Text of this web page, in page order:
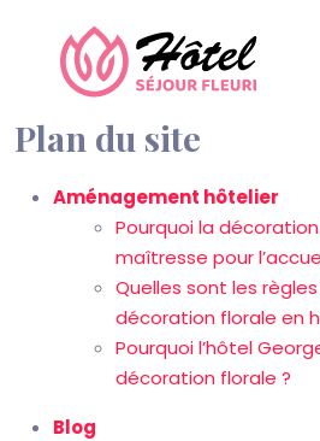
Plan du site
Aménagement hôtelier
Pourquoi la
maîtresse pour
Quelles sont les
décoration florale en
Pourquoi l’hôtel
décoration florale ?
Blog